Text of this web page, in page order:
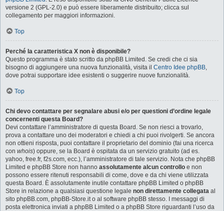
versione 2 (GPL-2.0) e può essere liberamente distribuito; clicca sul
collegamento per maggiori informazioni.
Top
Perché la caratteristica X non è disponibile?
Questo programma è stato scritto da phpBB Limited. Se credi che ci sia
bisogno di aggiungere una nuova funzionalità, visita il Centro Idee phpBB,
dove potrai supportare idee esistenti o suggerire nuove funzionalità.
Top
Chi devo contattare per segnalare abusi e/o per questioni d’ordine legale
concernenti questa Board?
Devi contattare l’amministratore di questa Board. Se non riesci a trovarlo,
prova a contattare uno dei moderatori e chiedi a chi puoi rivolgerti. Se ancora
non ottieni risposta, puoi contattare il proprietario del dominio (fai una ricerca
con whois) oppure, se la Board è ospitata da un servizio gratuito (ad es.
yahoo, free.fr, f2s.com, ecc.), l’amministratore di tale servizio. Nota che phpBB
Limited e phpBB Store non hanno assolutamente alcun controllo e non
possono essere ritenuti responsabili di come, dove e da chi viene utilizzata
questa Board. È assolutamente inutile contattare phpBB Limited o phpBB
Store in relazione a qualsiasi questione legale non direttamente collegata al
sito phpBB.com, phpBB-Store.it o al software phpBB stesso. I messaggi di
posta elettronica inviati a phpBB Limited o a phpBB Store riguardanti l’uso da